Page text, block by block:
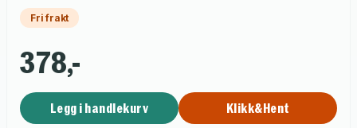
Fri frakt
378,-
Legg i handlekurv Klikk&Hent